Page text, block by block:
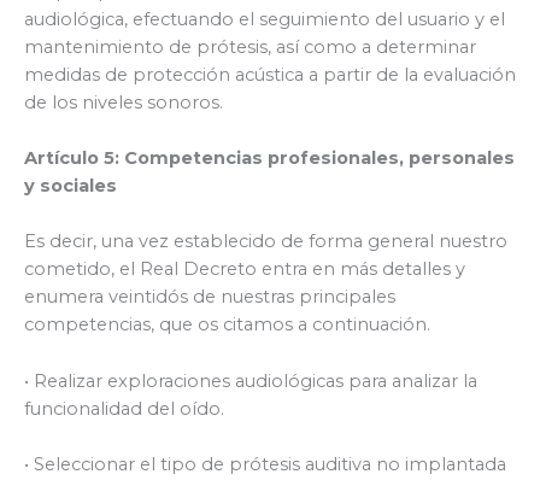
audiológica, efectuando el seguimiento del usuario y el
mantenimiento de prótesis, así como a determinar
medidas de protección acústica a partir de la evaluación
de los niveles sonoros.
Artículo 5: Competencias profesionales, personales
y sociales
Es decir, una vez establecido de forma general nuestro
cometido, el Real Decreto entra en más detalles y
enumera veintidós de nuestras principales
competencias, que os citamos a continuación.
• Realizar exploraciones audiológicas para analizar la
funcionalidad del oído.
• Seleccionar el tipo de prótesis auditiva no implantada